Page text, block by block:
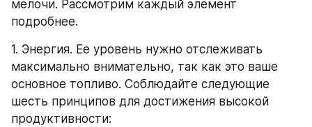
мелочи. Рассмотрим каждый элемент
подробнее.
1. Энергия. Ее уровень нужно отслеживать
максимально внимательно, так как это ваше
основное топливо. Соблюдайте следующие
шесть принципов для достижения высокой
продуктивности: